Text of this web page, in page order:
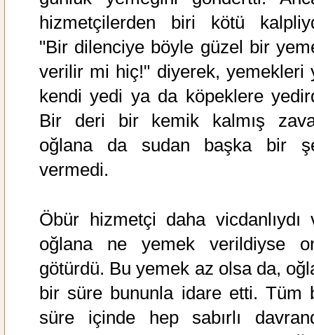
hizmetçilerden biri kötü
"Bir dilenciye böyle güzel bir
verilir mi hiç!" diyerek, yemekleri
kendi yedi ya da köpeklere
Bir deri bir kemik kalmış
oğlana da sudan başka bir
vermedi.
Öbür hizmetçi daha vicdanlıydı
oğlana ne yemek verildiyse
götürdü. Bu yemek az olsa da,
bir süre bununla idare etti. Tüm
süre içinde hep sabırlı